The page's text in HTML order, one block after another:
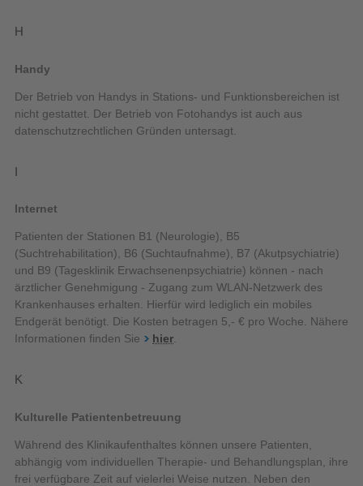
H
Handy
Der Betrieb von Handys in Stations- und Funktionsbereichen ist
nicht gestattet. Der Betrieb von Fotohandys ist auch aus
datenschutzrechtlichen Gründen untersagt.
I
Internet
Patienten der Stationen B1 (Neurologie), B5
(Suchtrehabilitation), B6 (Suchtaufnahme), B7 (Akutpsychiatrie)
und B9 (Tagesklinik Erwachsenenpsychiatrie) können - nach
ärztlicher Genehmigung - Zugang zum WLAN-Netzwerk des
Krankenhauses erhalten. Hierfür wird lediglich ein mobiles
Endgerät benötigt. Die Kosten betragen 5,- € pro Woche. Nähere
Informationen finden Sie
hier.
K
Kulturelle Patientenbetreuung
Während des Klinikaufenthaltes können unsere Patienten,
abhängig vom individuellen Therapie- und Behandlungsplan, ihre
frei verfügbare Zeit auf vielerlei Weise nutzen. Neben den